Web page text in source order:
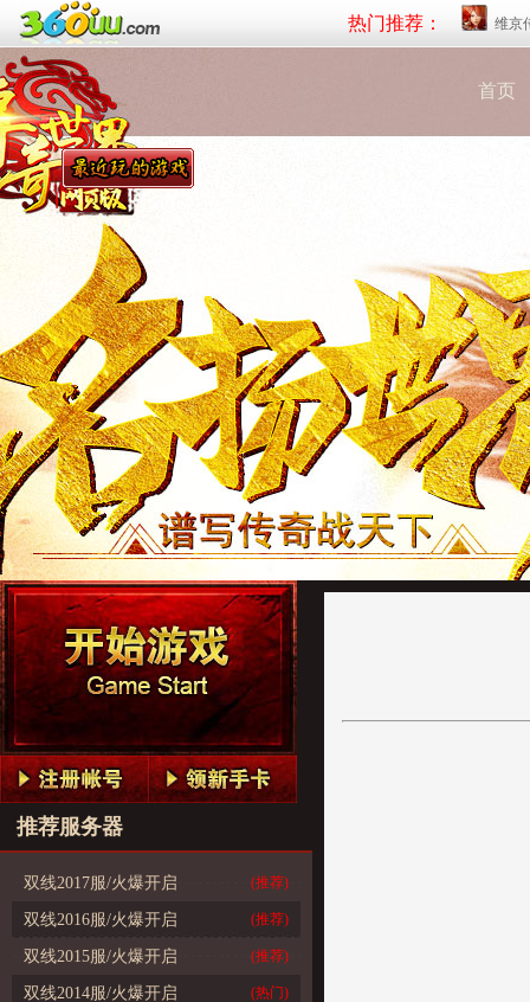
热门推荐： 维京
首页
推荐服务器
双线2017服/火爆开启 (推荐)
双线2016服/火爆开启 (推荐)
双线2015服/火爆开启 (推荐)
双线2014服/火爆开启 (热门)